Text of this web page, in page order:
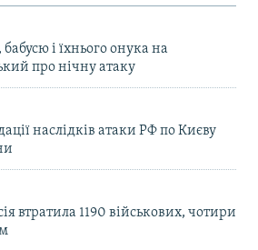
бабусю і їхнього онука на
про нічну атаку
наслідків атаки РФ по Києву
втратила 1190 військових, чотири